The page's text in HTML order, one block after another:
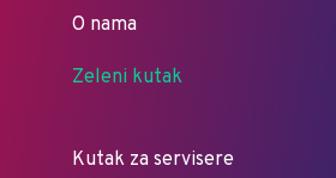
O nama
Zeleni kutak
Kutak za servisere